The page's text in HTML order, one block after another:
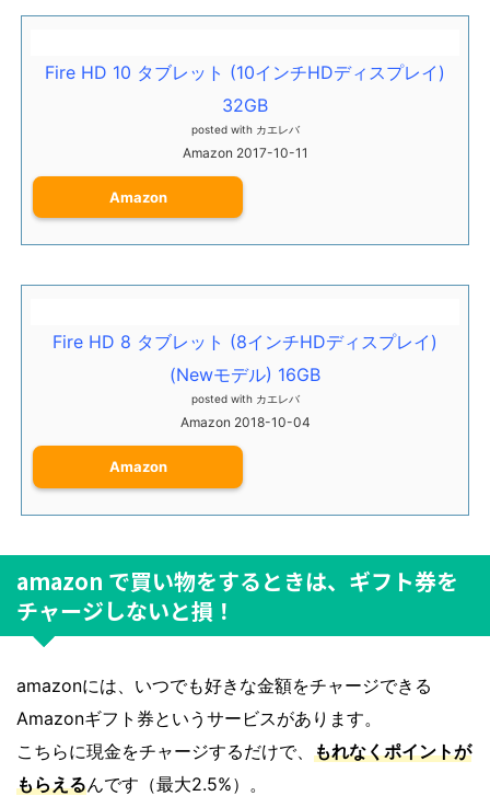
Fire HD 10 タブレット (10インチHDディスプレイ)
32GB
posted with カエレバ
Amazon 2017-10-11
Amazon
Fire HD 8 タブレット (8インチHDディスプレイ)
(Newモデル) 16GB
posted with カエレバ
Amazon 2018-10-04
Amazon
amazon で買い物をするときは、ギフト券を
チャージしないと損！
amazonには、いつでも好きな金額をチャージできる
Amazonギフト券というサービスがあります。
こちらに現金をチャージするだけで、 もれなくポイントが
もらえるんです（最大2.5%）。